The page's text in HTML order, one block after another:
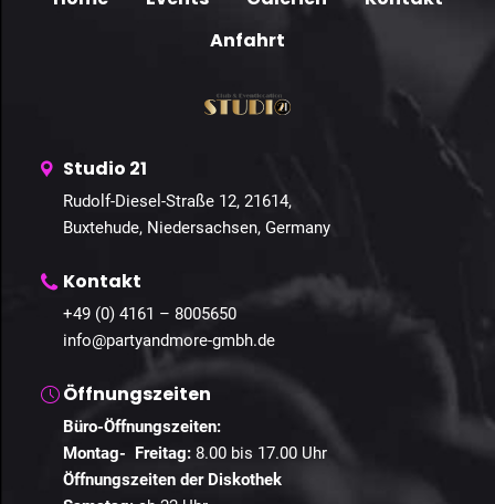
Anfahrt
Studio 21
Rudolf-Diesel-Straße 12, 21614,
Buxtehude, Niedersachsen, Germany
Kontakt
+49 (0) 4161 – 8005650
info@partyandmore-gmbh.de
Öffnungszeiten
Büro-Öffnungszeiten:
Montag- Freitag: 8.00 bis 17.00 Uhr
Öffnungszeiten der Diskothek